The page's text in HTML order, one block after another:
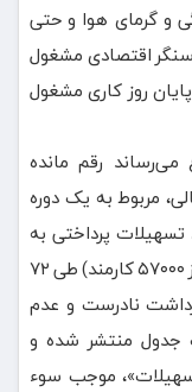
و گرمای هوا و حتی
اقتصادی مشغول
روز کاری مشغول
رقم مانده
مربوط به یک دوره
پرداختی به
کارکنان شاغل و بازنشسته (به تعداد بیش از ۵۷۰۰۰ کارمند) طی ۷۲
نادرست و عدم
جدول منتشر شده و
موجب سوء